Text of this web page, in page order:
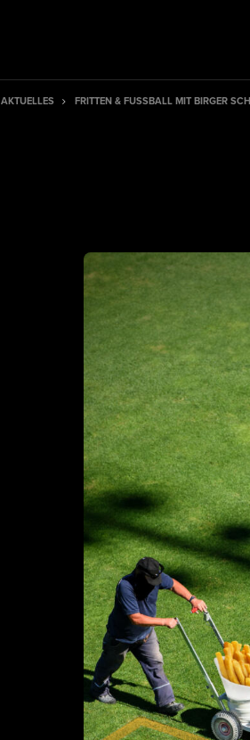
AKTUELLES FRITTEN & FUSSBALL MIT BIRGER